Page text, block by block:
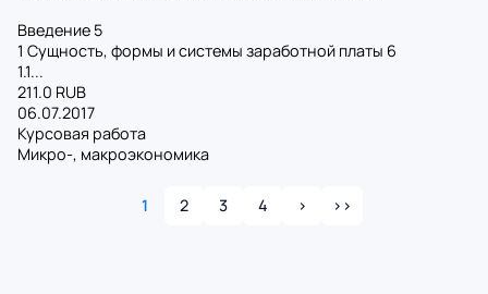
Введение 5
1 Сущность, формы и системы заработной платы 6
1.1...
211.0 RUB
06.07.2017
Курсовая работа
Микро-, макроэкономика
1 2 3 4 > >>